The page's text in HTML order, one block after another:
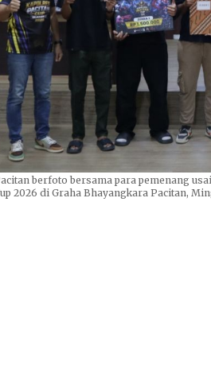
berfoto bersama para pemenang
2026 di Graha Bhayangkara Pacitan,